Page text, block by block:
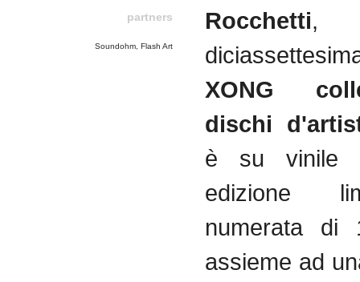
partners
Soundohm, Flash Art
Rocchetti,
XONG
dischi
è su vinile
edizione
numerata di
assieme ad